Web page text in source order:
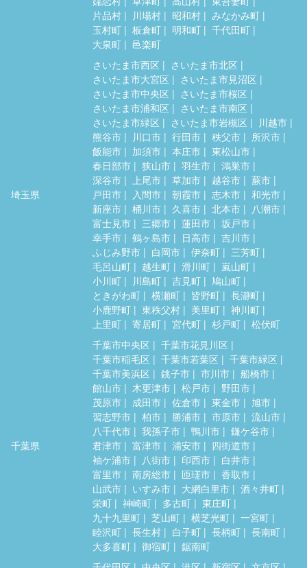
片品村
川場村 昭和村
みなかみ町
玉村町
板倉町 明和町
千代田町
大泉町
邑楽町
埼玉県
さいたま市西区
さいたま市北区
さいたま市大宮区
さいたま市見沼区
さいたま市中央区
さいたま市桜区
さいたま市浦和区
さいたま市南区
さいたま市緑区
さいたま市岩槻区
川越市
熊谷市
川口市 行田市 秩父市
所沢市
飯能市
加須市 本庄市
東松山市
春日部市
狭山市 羽生市
鴻巣市
深谷市
上尾市 草加市 越谷市
蕨市
戸田市
入間市 朝霞市 志木市
和光市
新座市
桶川市 久喜市 北本市
八潮市
富士見市
三郷市 蓮田市
坂戸市
幸手市
鶴ヶ島市 日高市
吉川市
ふじみ野市
白岡市 伊奈町
三芳町
毛呂山町
越生町 滑川町
嵐山町
小川町
川島町 吉見町
鳩山町
ときがわ町
横瀬町 皆野町
長瀞町
小鹿野町
東秩父村 美里町
神川町
上里町
寄居町 宮代町 杉戸町 松伏町
千葉県
千葉市中央区
千葉市花見川区
千葉市稲毛区
千葉市若葉区
千葉市緑区
千葉市美浜区
銚子市 市川市
船橋市
館山市
木更津市 松戸市
野田市
茂原市
成田市 佐倉市 東金市
旭市
習志野市
柏市 勝浦市 市原市
流山市
八千代市
我孫子市 鴨川市
鎌ケ谷市
君津市
富津市 浦安市
四街道市
袖ケ浦市
八街市 印西市
白井市
富里市
南房総市 匝瑳市
香取市
山武市
いすみ市 大網白里市
酒々井町
栄町
神崎町 多古町
東庄町
九十九里町
芝山町 横芝光町
一宮町
睦沢町
長生村 白子町 長柄町
長南町
大多喜町
御宿町
鋸南町